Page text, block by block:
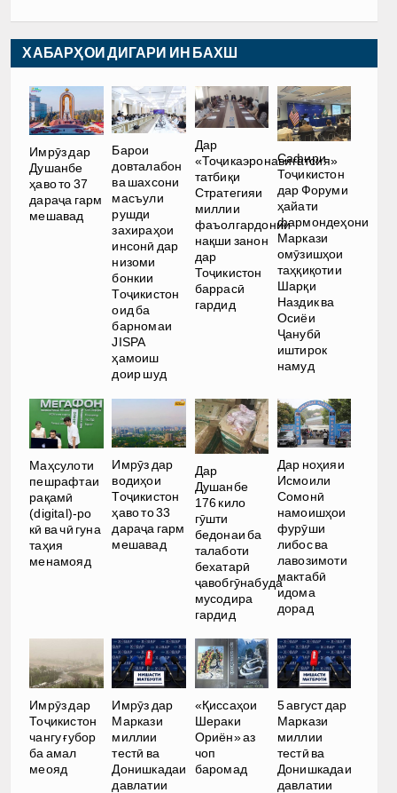
ХАБАРҲОИ ДИГАРИ ИН БАХШ
Имрӯз дар
Душанбе
ҳаво то 37
дараҷа гарм
мешавад
Барои
довталабон
ва шахсони
масъули
рушди
захираҳои
инсонӣ дар
низоми
бонкии
Тоҷикистон
оид ба
барномаи
JISPA
ҳамоиш
доир шуд
Дар
«Тоҷикаэронавигатсия»
татбиқи
Стратегияи
миллии
фаъолгардонии
нақши занон
дар
Тоҷикистон
баррасӣ
гардид
Сафири
Тоҷикистон
дар Форуми
ҳайати
фармондеҳони
Маркази
омӯзишҳои
таҳқиқотии
Шарқи
Наздик ва
Осиёи
Ҷанубӣ
иштирок
намуд
Маҳсулоти
пешрафтаи
рақамӣ
(digital)-ро
кӣ ва чӣ гуна
таҳия
менамояд
Имрӯз дар
водиҳои
Тоҷикистон
ҳаво то 33
дараҷа гарм
мешавад
Дар
Душанбе
176 кило
гӯшти
бедонаи ба
талаботи
бехатарӣ
ҷавобгӯнабуда
мусодира
гардид
Дар ноҳияи
Исмоили
Сомонӣ
намоишҳои
фурӯши
либос ва
лавозимоти
мактабӣ
идома
дорад
Имрӯз дар
Тоҷикистон
чангу ғубор
ба амал
меояд
Имрӯз дар
Маркази
миллии
тестӣ ва
Донишкадаи
давлатии
«Қиссаҳои
Шераки
Ориён» аз
чоп
баромад
5 август дар
Маркази
миллии
тестӣ ва
Донишкадаи
давлатии